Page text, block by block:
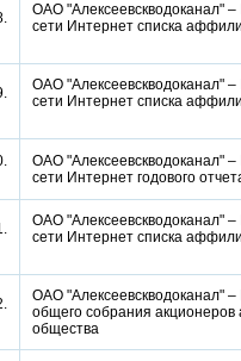
ОАО "Алексеевскводоканал" –
сети Интернет списка
ОАО "Алексеевскводоканал" –
сети Интернет списка
ОАО "Алексеевскводоканал" –
сети Интернет годового
ОАО "Алексеевскводоканал" –
сети Интернет списка
ОАО "Алексеевскводоканал"
общего собрания акционеров
общества